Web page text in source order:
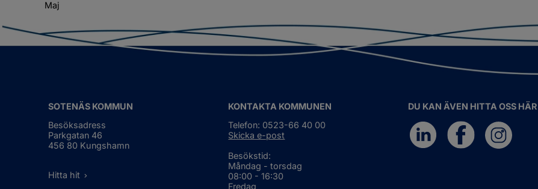
Maj
SOTENÄS KOMMUN
Besöksadress
Parkgatan 46
456 80 Kungshamn
Hitta hit
KONTAKTA KOMMUNEN
Telefon: 0523-66 40 00
Skicka e-post
Besökstid:
Måndag - torsdag
08:00 - 16:30
Fredag
DU KAN ÄVEN HITTA OSS HÄR